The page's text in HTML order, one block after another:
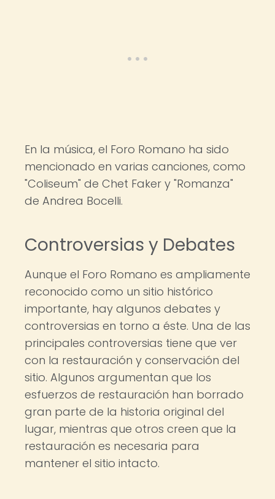
En la música, el Foro Romano ha sido
mencionado en varias canciones, como
"Coliseum" de Chet Faker y "Romanza"
de Andrea Bocelli.
Controversias y Debates
Aunque el Foro Romano es ampliamente
reconocido como un sitio histórico
importante, hay algunos debates y
controversias en torno a éste. Una de las
principales controversias tiene que ver
con la restauración y conservación del
sitio. Algunos argumentan que los
esfuerzos de restauración han borrado
gran parte de la historia original del
lugar, mientras que otros creen que la
restauración es necesaria para
mantener el sitio intacto.